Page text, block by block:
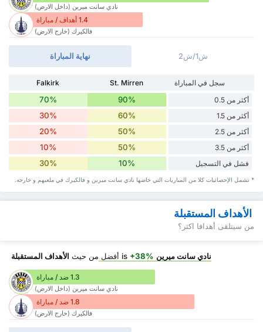
نادي سانت ميرين (داخل الارض)
1.4 أهداف / مباراة
فالكيرك (خارج الارض)
نهاية المباراة ش1/ش2
سجل في المباراة St. Mirren
Falkirk
أكثر من 0.5
90%
70%
أكثر من 1.5 60%
30%
أكثر من 2.5 50%
20%
أكثر من 3.5 50%
10%
فشل في التسجيل 10%
30%
* تشمل الإحصائيات كلا من المباريات التي خاضها نادي سانت ميرين و فالكيرك في ملعبهم و خارجه.
الأهداف المستقبلة
من سيتلقى أهدافا اكثر؟
نادي سانت ميرين +38% أفضل من حيث الأهداف المستقبلة
1.3 ضد / مباراة
نادي سانت ميرين (داخل الارض)
1.8 ضد / مباراة
فالكيرك (خارج الارض)